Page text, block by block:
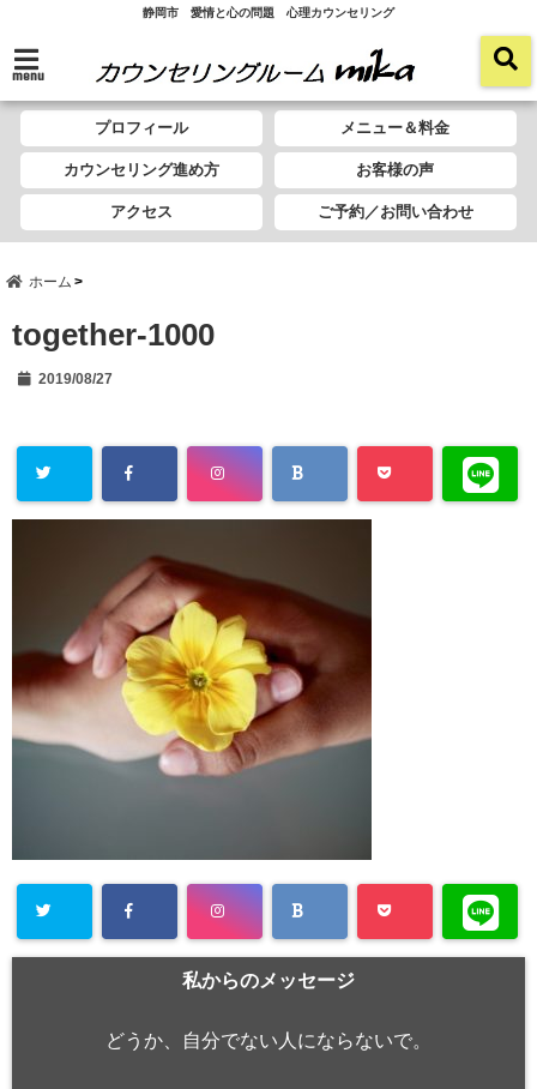
静岡市 愛情と心の問題 心理カウンセリング
menu
プロフィール メニュー＆料金
カウンセリング進め方 お客様の声
アクセス ご予約／お問い合わせ
ホーム
together-1000
2019/08/27
私からのメッセージ
どうか、自分でない人にならないで。